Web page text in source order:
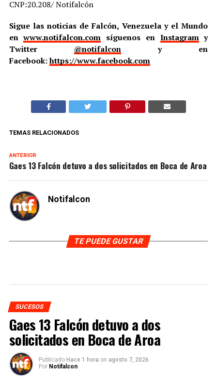
CNP:20.208/ Notifalcón
Sigue las noticias de Falcón, Venezuela y el Mundo
enwww.notifalcon.com síguenos en Instagramy
Twitter @notifalcony en
Facebook:https://www.facebook.com
TEMAS RELACIONADOS
ANTERIOR
Gaes 13 Falcón detuvo a dos solicitados en Boca de Aroa
Notifalcon
TE PUEDE GUSTAR
SUCESOS
Gaes 13 Falcón detuvo a dos
solicitados en Boca de Aroa
Publicado Hace 1 hora on agosto 7, 2026
Por Notifalcon